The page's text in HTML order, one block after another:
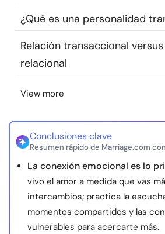
Encuentra un terapeuta
Idioma
© Copyright 2026. Todos los
¿Qué es una personalidad
Relación transaccional
relacional
View more
Conclusiones clave
Resumen rápido de Marriage.com
La conexión emocional es lo
vivo el amor a medida que vas
intercambios; practica la
momentos compartidos y las
vulnerables para acercarte más.